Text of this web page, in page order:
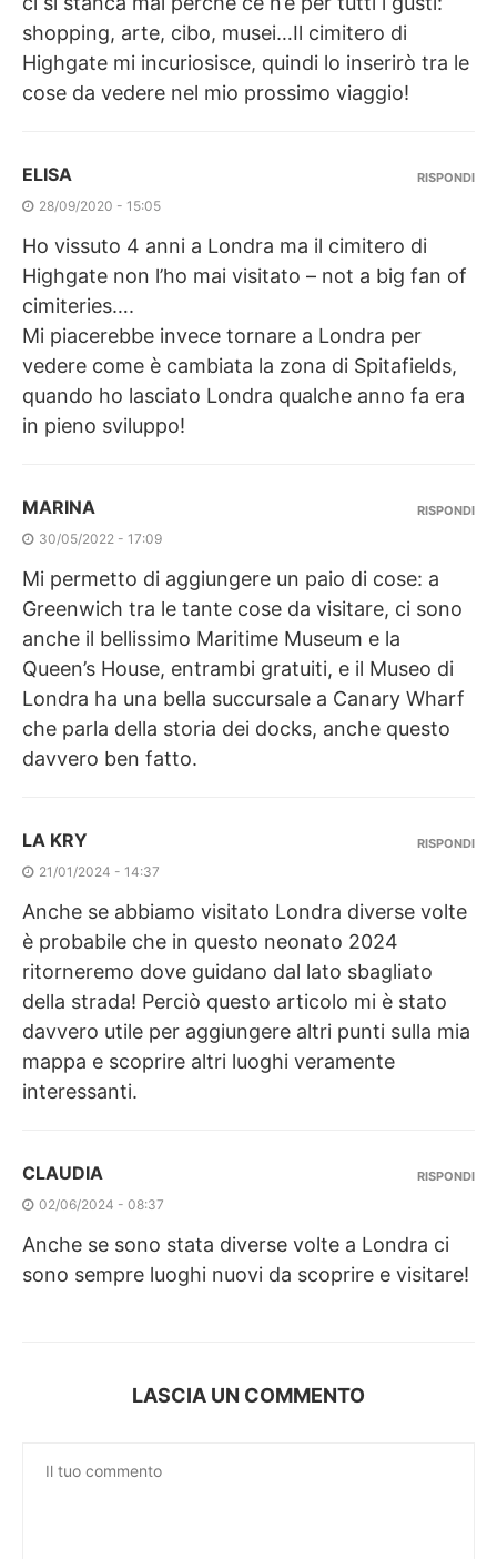
shopping, arte, cibo, musei…Il cimitero di
Highgate mi incuriosisce, quindi lo inserirò tra le
cose da vedere nel mio prossimo viaggio!
ELISA
28/09/2020 - 15:05
Ho vissuto 4 anni a Londra ma il cimitero di
Highgate non l’ho mai visitato – not a big fan of
cimiteries….
Mi piacerebbe invece tornare a Londra per
vedere come è cambiata la zona di Spitafields,
quando ho lasciato Londra qualche anno fa era
in pieno sviluppo!
RISPONDI
MARINA
30/05/2022 - 17:09
Mi permetto di aggiungere un paio di cose: a
Greenwich tra le tante cose da visitare, ci sono
anche il bellissimo Maritime Museum e la
Queen’s House, entrambi gratuiti, e il Museo di
Londra ha una bella succursale a Canary Wharf
che parla della storia dei docks, anche questo
davvero ben fatto.
RISPONDI
LA KRY
21/01/2024 - 14:37
Anche se abbiamo visitato Londra diverse volte
è probabile che in questo neonato 2024
ritorneremo dove guidano dal lato sbagliato
della strada! Perciò questo articolo mi è stato
davvero utile per aggiungere altri punti sulla mia
mappa e scoprire altri luoghi veramente
interessanti.
RISPONDI
CLAUDIA
02/06/2024 - 08:37
Anche se sono stata diverse volte a Londra ci
sono sempre luoghi nuovi da scoprire e visitare!
RISPONDI
LASCIA UN COMMENTO